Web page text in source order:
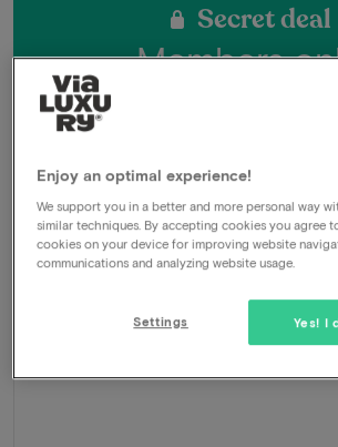
Secret deal
Members
Zomer in Zeeland
Enjoy an optimal experience!
We support you in a better and more personal way
similar techniques. By accepting cookies you agree
cookies on your device for improving website
communications and analyzing website usage.
Yes! I
Settings